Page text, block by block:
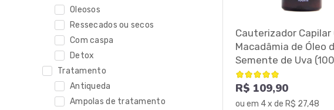
Oleosos
Ressecados ou secos
Com caspa
Detox
Tratamento
Antiqueda
Ampolas de tratamento
Cauterizador Capilar
Macadâmia de Óleo
Semente de Uva
R$ 109,90
ou em 4x de R$ 27,48